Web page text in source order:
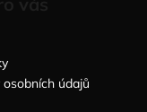
údajů